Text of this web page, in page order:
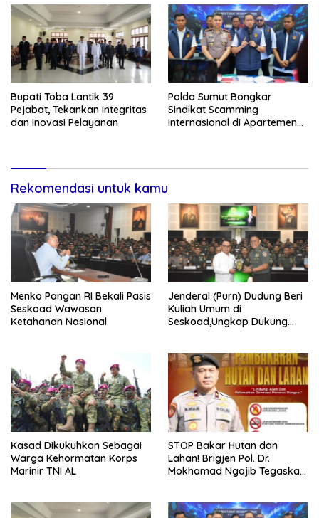
Bupati Toba Lantik 39
Pejabat, Tekankan Integritas
dan Inovasi Pelayanan
Polda Sumut Bongkar
Sindikat Scamming
Internasional di Apartemen
Rekomendasi untuk kamu
Menko Pangan RI Bekali Pasis
Seskoad Wawasan
Ketahanan Nasional
Jenderal (Purn) Dudung Beri
Kuliah Umum di
Seskoad,Ungkap Dukung
Kasad Dikukuhkan Sebagai
Warga Kehormatan Korps
Marinir TNI AL
STOP Bakar Hutan dan
Lahan! Brigjen Pol. Dr.
Mokhamad Ngajib Tegaskan: